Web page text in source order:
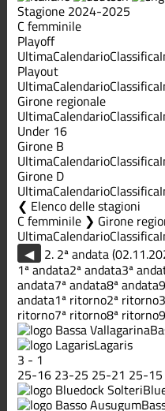
Stagione 2024-2025
C femminile
Playoff
UltimaCalendarioClassifica
Playout
UltimaCalendarioClassifica
Girone regionale
UltimaCalendarioClassifica
Under 16
Girone B
UltimaCalendarioClassifica
Girone D
UltimaCalendarioClassifica
Elenco delle stagioni
C femminile ❯ Girone
UltimaCalendarioClassifica
◀ 2. 2ª andata
1ª andata2ª andata3ª
andata7ª andata8ª andata
andata1ª ritorno2ª ritorno
ritorno7ª ritorno8ª ritorno
Lagaris
3 - 1
25-16 23-25 25-21 25-15